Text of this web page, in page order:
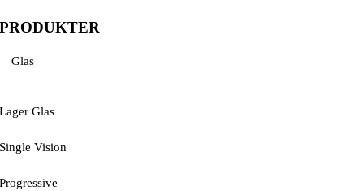
PRODUKTER
Glas
Lager Glas
Single Vision
Progressive